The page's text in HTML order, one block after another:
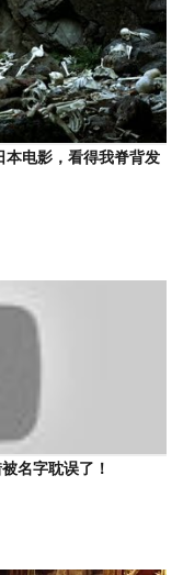
本电影，看得我脊背发
名字耽误了！